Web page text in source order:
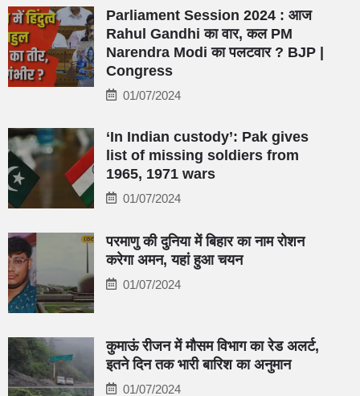
Parliament Session 2024 : आज
Rahul Gandhi का वार, कल PM
Narendra Modi का पलटवार ? BJP |
Congress
01/07/2024
‘In Indian custody’: Pak gives
list of missing soldiers from
1965, 1971 wars
01/07/2024
परमाणु की दुनिया में बिहार का नाम रोशन
करेगा अमन, यहां हुआ चयन
01/07/2024
कुमाऊं रीजन में मौसम विभाग का रेड अलर्ट,
इतने दिन तक भारी बारिश का अनुमान
01/07/2024